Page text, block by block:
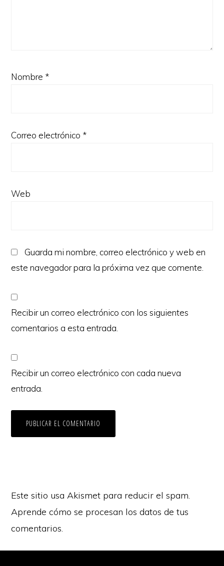
Nombre *
Correo electrónico *
Web
Guarda mi nombre, correo electrónico y web en
este navegador para la próxima vez que comente.
Recibir un correo electrónico con los siguientes
comentarios a esta entrada.
Recibir un correo electrónico con cada nueva
entrada.
Este sitio usa Akismet para reducir el spam.
Aprende cómo se procesan los datos de tus
comentarios.